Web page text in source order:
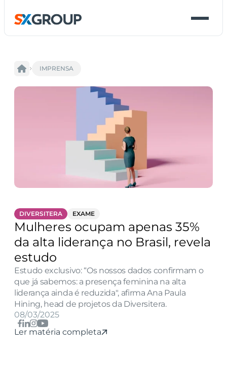
IMPRENSA
DIVERSITERA EXAME
Mulheres ocupam apenas 35%
da alta liderança no Brasil, revela
estudo
Estudo exclusivo: “Os nossos dados confirmam o
que já sabemos: a presença feminina na alta
liderança ainda é reduzida", afirma Ana Paula
Hining, head de projetos da Diversitera.
08/03/2025
Ler matéria completa